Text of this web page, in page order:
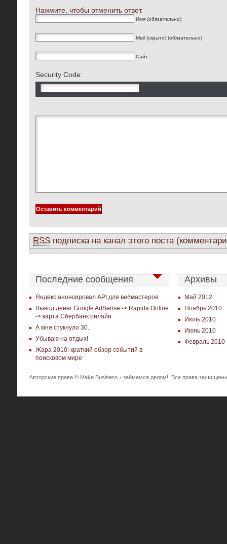
Нажмите, чтобы отменить ответ.
Имя (обязательно)
Mail (скрыто) (обязательно)
Сайт
Security Code:
RSS подписка на канал этого поста
Последние сообщения
Яндекс анонсировал API для вебмастеров
Вывод денег Google AdSense -> Rapida Online
-> карта Сбербанк онлайн
А мне стукнуло 30..
Убываю на отдых!
Жара 2010: краткий обзор событий в
поисковом мире
Архивы
Май 2012
Ноябрь 2010
Июль 2010
Июнь 2010
Февраль 2010
Авторские права © Make Business - займемся делом!. Все права защищены